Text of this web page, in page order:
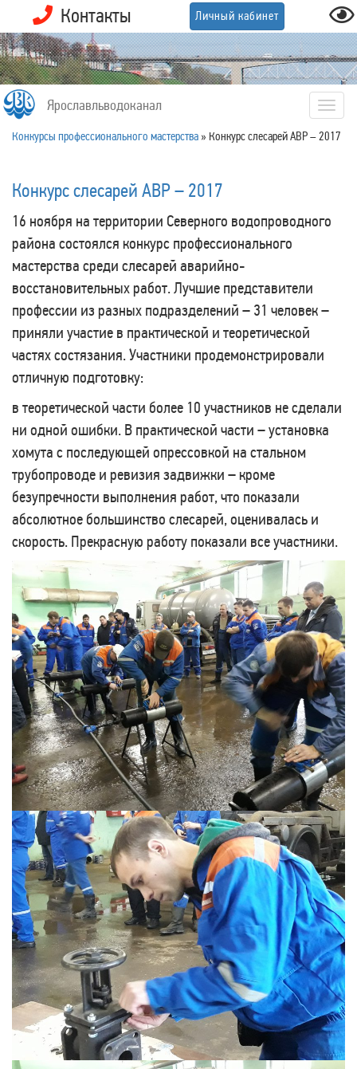
Контакты Личный кабинет
Ярославльводоканал
Конкурсы профессионального мастерства » Конкурс слесарей АВР – 2017
Конкурс слесарей АВР – 2017
16 ноября на территории Северного водопроводного
района состоялся конкурс профессионального
мастерства среди слесарей аварийно-
восстановительных работ. Лучшие представители
профессии из разных подразделений – 31 человек –
приняли участие в практической и теоретической
частях состязания. Участники продемонстрировали
отличную подготовку:
в теоретической части более 10 участников не сделали
ни одной ошибки. В практической части – установка
хомута с последующей опрессовкой на стальном
трубопроводе и ревизия задвижки – кроме
безупречности выполнения работ, что показали
абсолютное большинство слесарей, оценивалась и
скорость. Прекрасную работу показали все участники.